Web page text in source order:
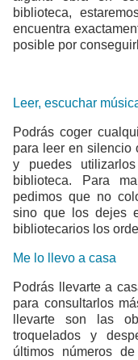
biblioteca,
encuentra
posible por
Leer, escuchar
Podrás coger
para leer en silencio
y puedes
biblioteca. Para
pedimos que no
sino que los dejes
bibliotecarios los
Me lo llevo a casa
Podrás llevarte a
para consultarlos
llevarte son las
troquelados y
últimos números